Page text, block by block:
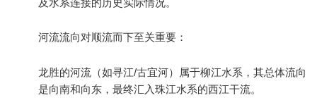
及水系连接的历史实际情况。
河流流向对顺流而下至关重要：
龙胜的河流（如寻江/古宜河）属于柳江水系，其总体流向
是向南和向东，最终汇入珠江水系的西江干流。